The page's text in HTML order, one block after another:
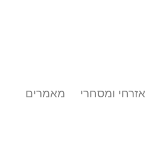
אזרחי ומסחרי מאמרים